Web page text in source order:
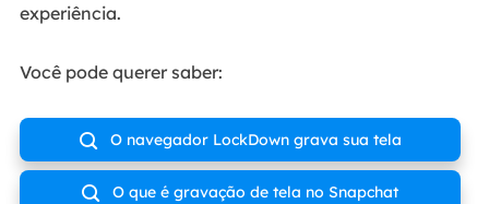
experiência.
Você pode querer saber:
 O navegador LockDown grava sua tela
 O que é gravação de tela no Snapchat